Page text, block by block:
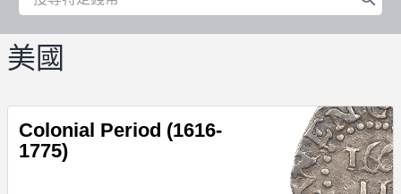
美國
Colonial Period (1616-
1775)